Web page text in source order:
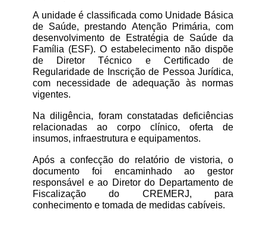
A unidade é classificada como Unidade Básica
de Saúde, prestando Atenção Primária, com
desenvolvimento de Estratégia de Saúde da
Família (ESF). O estabelecimento não dispõe
de Diretor Técnico e Certificado de
Regularidade de Inscrição de Pessoa Jurídica,
com necessidade de adequação às normas
vigentes.
Na diligência, foram constatadas deficiências
relacionadas ao corpo clínico, oferta de
insumos, infraestrutura e equipamentos.
Após a confecção do relatório de vistoria, o
documento foi encaminhado ao gestor
responsável e ao Diretor do Departamento de
Fiscalização do CREMERJ, para
conhecimento e tomada de medidas cabíveis.